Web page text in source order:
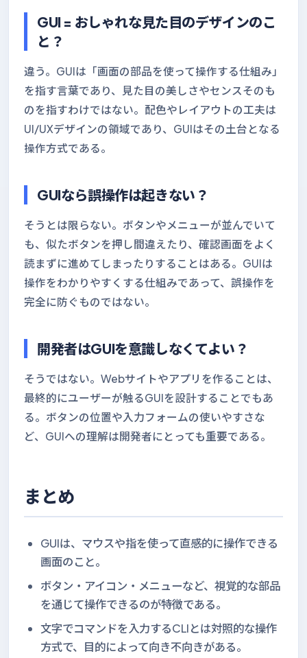
GUI = おしゃれな見た目のデザインのこ
と？
違う。GUIは「画面の部品を使って操作する仕組み」
を指す言葉であり、見た目の美しさやセンスそのも
のを指すわけではない。配色やレイアウトの工夫は
UI/UXデザインの領域であり、GUIはその土台となる
操作方式である。
GUIなら誤操作は起きない？
そうとは限らない。ボタンやメニューが並んでいて
も、似たボタンを押し間違えたり、確認画面をよく
読まずに進めてしまったりすることはある。GUIは
操作をわかりやすくする仕組みであって、誤操作を
完全に防ぐものではない。
開発者はGUIを意識しなくてよい？
そうではない。Webサイトやアプリを作ることは、
最終的にユーザーが触るGUIを設計することでもあ
る。ボタンの位置や入力フォームの使いやすさな
ど、GUIへの理解は開発者にとっても重要である。
まとめ
GUIは、マウスや指を使って直感的に操作できる
画面のこと。
ボタン・アイコン・メニューなど、視覚的な部品
を通じて操作できるのが特徴である。
文字でコマンドを入力するCLIとは対照的な操作
方式で、目的によって向き不向きがある。